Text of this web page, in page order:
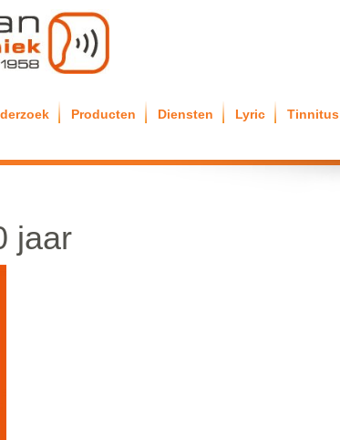
Producten Diensten Lyric Tinnitus
jaar